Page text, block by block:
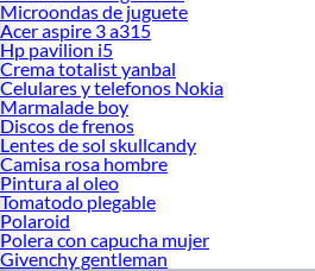
Microondas de juguete
Acer aspire 3 a315
Hp pavilion i5
Crema totalist yanbal
Celulares y telefonos Nokia
Marmalade boy
Discos de frenos
Lentes de sol skullcandy
Camisa rosa hombre
Pintura al oleo
Tomatodo plegable
Polaroid
Polera con capucha mujer
Givenchy gentleman